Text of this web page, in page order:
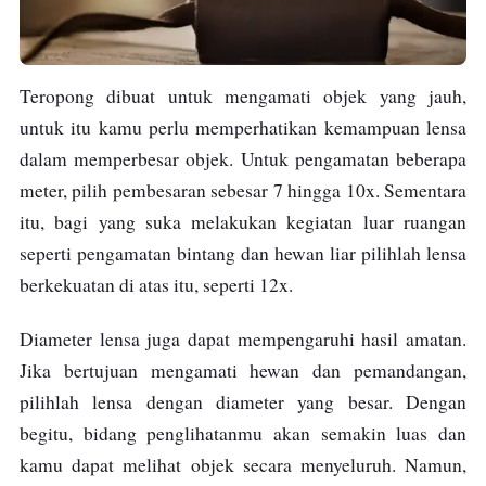
Teropong dibuat untuk mengamati objek yang jauh,
untuk itu kamu perlu memperhatikan kemampuan lensa
dalam memperbesar objek. Untuk pengamatan beberapa
meter, pilih pembesaran sebesar 7 hingga 10x. Sementara
itu, bagi yang suka melakukan kegiatan luar ruangan
seperti pengamatan bintang dan hewan liar pilihlah lensa
berkekuatan di atas itu, seperti 12x.
Diameter lensa juga dapat mempengaruhi hasil amatan.
Jika bertujuan mengamati hewan dan pemandangan,
pilihlah lensa dengan diameter yang besar. Dengan
begitu, bidang penglihatanmu akan semakin luas dan
kamu dapat melihat objek secara menyeluruh. Namun,